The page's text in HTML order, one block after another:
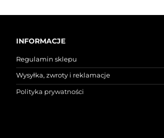
INFORMACJE
Regulamin sklepu
Wysyłka, zwroty i reklamacje
Polityka prywatności